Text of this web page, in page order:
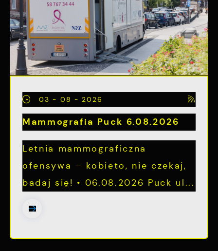
03 - 08 - 2026
Mammografia Puck 6.08.2026
Letnia mammograficzna
ofensywa – kobieto, nie czekaj,
badaj się! • 06.08.2026 Puck ul...